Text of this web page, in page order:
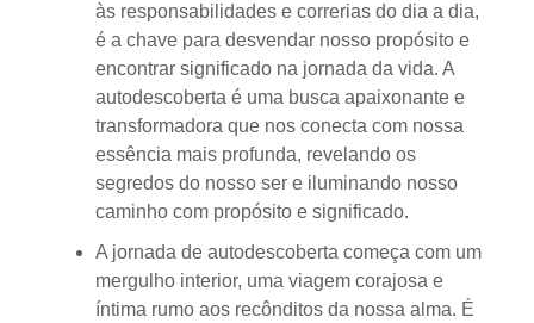
às responsabilidades e correrias do dia a dia,
é a chave para desvendar nosso propósito e
encontrar significado na jornada da vida. A
autodescoberta é uma busca apaixonante e
transformadora que nos conecta com nossa
essência mais profunda, revelando os
segredos do nosso ser e iluminando nosso
caminho com propósito e significado.
A jornada de autodescoberta começa com um
mergulho interior, uma viagem corajosa e
íntima rumo aos recônditos da nossa alma. É